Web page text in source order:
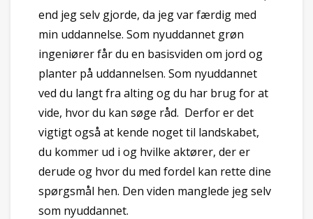
end jeg selv gjorde, da jeg var færdig med
min uddannelse. Som nyuddannet grøn
ingeniører får du en basisviden om jord og
planter på uddannelsen. Som nyuddannet
ved du langt fra alting og du har brug for at
vide, hvor du kan søge råd. Derfor er det
vigtigt også at kende noget til landskabet,
du kommer ud i og hvilke aktører, der er
derude og hvor du med fordel kan rette dine
spørgsmål hen. Den viden manglede jeg selv
som nyuddannet.